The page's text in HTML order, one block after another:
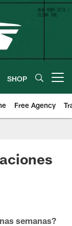
SHOP
Free Agency
semanas?